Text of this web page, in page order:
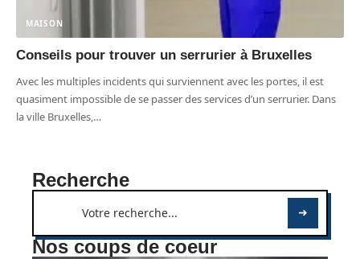
MAISON
Conseils pour trouver un serrurier à Bruxelles
Avec les multiples incidents qui surviennent avec les portes, il est
quasiment impossible de se passer des services d’un serrurier. Dans
la ville Bruxelles,…
Recherche
Nos coups de coeur